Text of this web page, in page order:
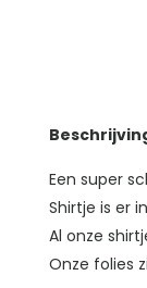
Een super
Shirtje is er
Al onze
Onze folies